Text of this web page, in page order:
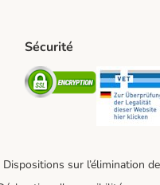
Sécurité
Security
Dispositions sur l’élimination